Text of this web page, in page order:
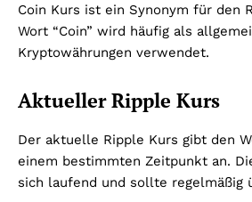
Coin Kurs ist ein Synonym für den
Wort “Coin” wird häufig als
Kryptowährungen verwendet.
Aktueller Ripple Kurs
Der aktuelle Ripple Kurs gibt den
einem bestimmten Zeitpunkt an.
sich laufend und sollte regelmäßig